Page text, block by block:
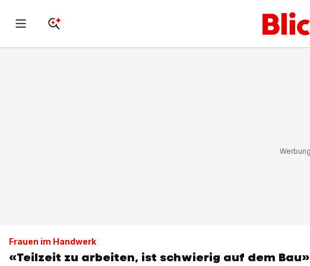
Frauen im Handwerk
«Teilzeit zu arbeiten, ist schwierig auf dem Bau»